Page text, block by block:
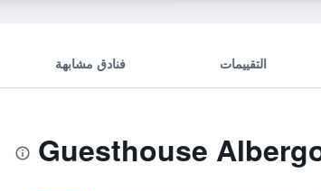
التقييمات فنادق مشابهة